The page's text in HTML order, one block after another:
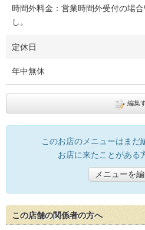
時間外料金：営業時間外受付の場
し。
定休日
年中無休
編集
このお店のメニューはまだ
お店に来たことがある
メニューを
この店舗の関係者の方へ